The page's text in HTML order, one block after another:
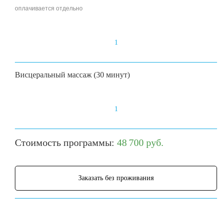
оплачивается отдельно
1
Висцеральный массаж (30 минут)
1
Стоимость программы: 48 700 руб.
Заказать без проживания